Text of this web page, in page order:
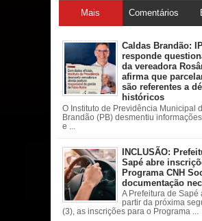
Mais
acessadas
Comentários
Caldas Brandão:
responde
da vereadora
afirma que
são referentes a
históricos
O Instituto de Previdência Municipal
Brandão (PB) desmentiu
e ...
INCLUSÃO:
Sapé abre
Programa CNH
documentação
A Prefeitura de Sapé
partir da próxima
(3), as inscrições para o Programa ...